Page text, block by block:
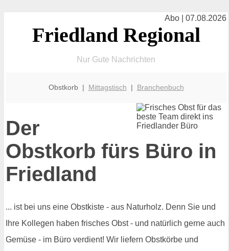
Abo | 07.08.2026
Friedland Regional
Nur Gute Nachrichten
Obstkorb | Mittagstisch | Branchenbuch
Der
Obstkorb fürs Büro in
Friedland
... ist bei uns eine Obstkiste - aus Naturholz. Denn Sie und
Ihre Kollegen haben frisches Obst - und natürlich gerne auch
Gemüse - im Büro verdient! Wir liefern Obstkörbe und